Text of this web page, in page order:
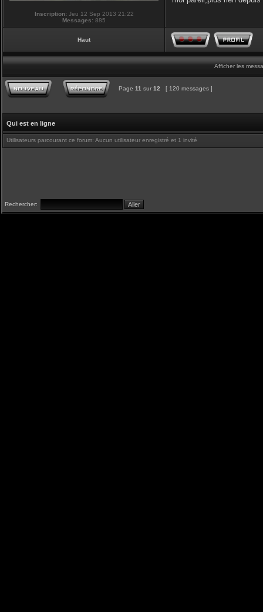
Inscription:Jeu 12 Sep 2013 21:22
Messages: 885
Haut
Afficher les
Page 11 sur 12 [ 120 messages ]
Qui est en ligne
Utilisateurs parcourant ce forum: Aucun utilisateur enregistré et 1 invité
Rechercher: